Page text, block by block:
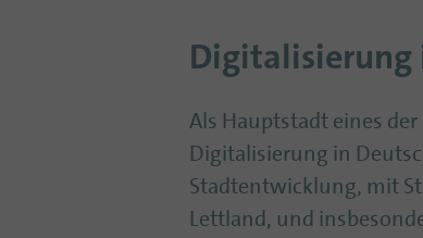
Digitalisierung
Als Hauptstadt eines
Digitalisierung in
Stadtentwicklung, mit
Lettland, und